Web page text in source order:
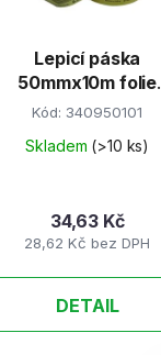
Lepicí páska
50mmx10m folie
oboustranná
Kód:340950101
Skladem (>10 ks)
28,62 Kč bez DPH
34,63 Kč
DETAIL